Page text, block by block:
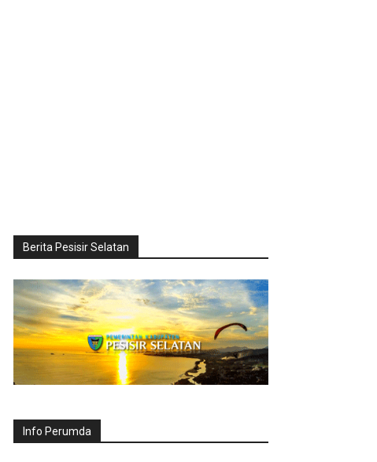
Berita Pesisir Selatan
Info Perumda